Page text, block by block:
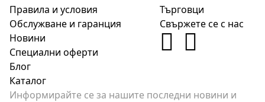
Правила и условия
Обслужване и гаранция
Новини
Специални оферти
Блог
Каталог
Търговци
Свържете се с нас
Информирайте се за нашите последни новини и